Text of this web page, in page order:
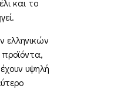
και το
ελληνικών
υψηλή